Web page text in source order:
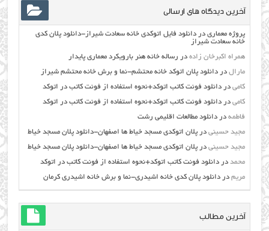
آخرین دیدگاه های ارسالی
پروژه معماری دردانلود فایل اتوکدی خانه سعادت شیراز-دانلود پلان کدی
خانه سعادت شیراز
همراه اکبرخان زاده در رساله خانه هنر بارویکرد معماری پایدار
مارال دردانلود پلان اتوکد خانه محتشم-نما و برش خانه محتشم شیراز
کامی دردانلود فونت کاتب اتوکد+نحوه استفاده از فونت کاتب در اتوکد
کامی دردانلود فونت کاتب اتوکد+نحوه استفاده از فونت کاتب در اتوکد
فاطمه دردانلود مطالعات اقليمي رشت
مجید حسینی درپلان اتوکدی مسجد خیاط ها اصفهان-دانلود پلان مسجد خیاط
مجید حسینی درپلان اتوکدی مسجد خیاط ها اصفهان-دانلود پلان مسجد خیاط
محمد دردانلود فونت کاتب اتوکد+نحوه استفاده از فونت کاتب در اتوکد
مریم دردانلود پلان کدی خانه اشیدری-نما و برش خانه اشیدری کرمان
آخرین مطالب